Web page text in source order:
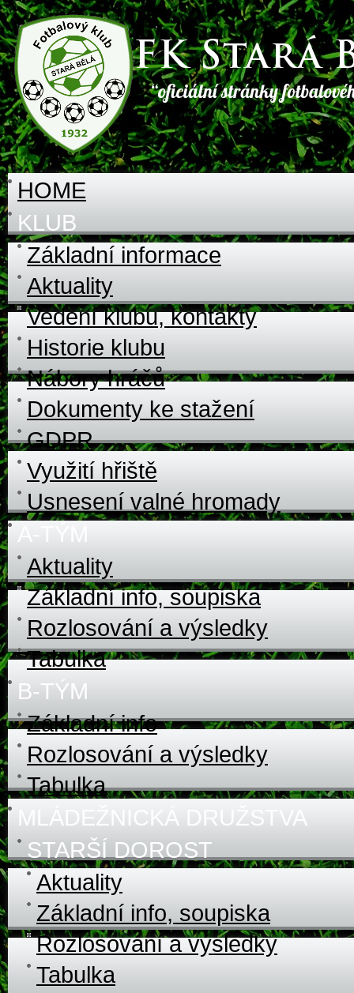
HOME
KLUB
Základní informace
Aktuality
Vedení klubu, kontakty
Historie klubu
Nábory hráčů
Dokumenty ke stažení
GDPR
Využití hřiště
Usnesení valné hromady
A-TÝM
Aktuality
Základní info, soupiska
Rozlosování a výsledky
Tabulka
B-TÝM
Základní info
Rozlosování a výsledky
Tabulka
MLÁDEŽNICKÁ DRUŽSTVA
STARŠÍ DOROST
Aktuality
Základní info, soupiska
Rozlosování a výsledky
Tabulka